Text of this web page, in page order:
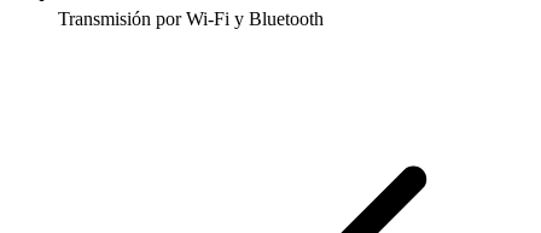
Transmisión por Wi-Fi y Bluetooth